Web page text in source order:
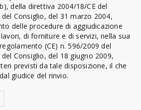
della direttiva 2004/18/CE del
Consiglio, del 31 marzo 2004,
delle procedure di aggiudicazione
di forniture e di servizi, nella sua
(CE) n. 596/2009 del
Consiglio, del 18 giugno 2009,
previsti da tale disposizione, il che
giudice del rinvio.